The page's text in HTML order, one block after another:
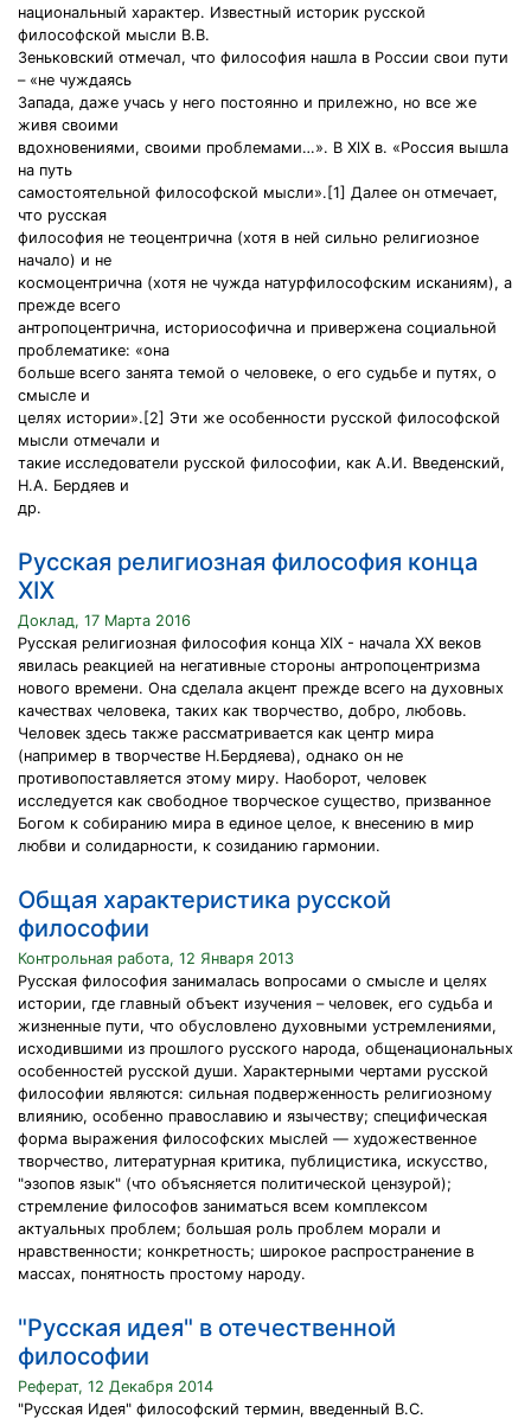
национальный характер. Известный историк русской
философской мысли В.В.
Зеньковский отмечал, что философия нашла в России свои пути
– «не чуждаясь
Запада, даже учась у него постоянно и прилежно, но все же
живя своими
вдохновениями, своими проблемами…». В XlX в. «Россия вышла
на путь
самостоятельной философской мысли».[1] Далее он отмечает,
что русская
философия не теоцентрична (хотя в ней сильно религиозное
начало) и не
космоцентрична (хотя не чужда натурфилософским исканиям), а
прежде всего
антропоцентрична, историософична и привержена социальной
проблематике: «она
больше всего занята темой о человеке, о его судьбе и путях, о
смысле и
целях истории».[2] Эти же особенности русской философской
мысли отмечали и
такие исследователи русской философии, как А.И. Введенский,
Н.А. Бердяев и
др.
Русская религиозная философия конца
XIX
Доклад, 17 Марта 2016
Русская религиозная философия конца XIX - начала XX веков
явилась реакцией на негативные стороны антропоцентризма
нового времени. Она сделала акцент прежде всего на духовных
качествах человека, таких как творчество, добро, любовь.
Человек здесь также рассматривается как центр мира
(например в творчестве Н.Бердяева), однако он не
противопоставляется этому миру. Наоборот, человек
исследуется как свободное творческое существо, призванное
Богом к собиранию мира в единое целое, к внесению в мир
любви и солидарности, к созиданию гармонии.
Общая характеристика русской
философии
Контрольная работа, 12 Января 2013
Русская философия занималась вопросами о смысле и целях
истории, где главный объект изучения – человек, его судьба и
жизненные пути, что обусловлено духовными устремлениями,
исходившими из прошлого русского народа, общенациональных
особенностей русской души. Характерными чертами русской
философии являются: сильная подверженность религиозному
влиянию, особенно православию и язычеству; специфическая
форма выражения философских мыслей — художественное
творчество, литературная критика, публицистика, искусство,
"эзопов язык" (что объясняется политической цензурой);
стремление философов заниматься всем комплексом
актуальных проблем; большая роль проблем морали и
нравственности; конкретность; широкое распространение в
массах, понятность простому народу.
"Русская идея" в отечественной
философии
Реферат, 12 Декабря 2014
"Русская Идея" философский термин, введенный В.С.